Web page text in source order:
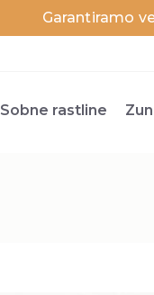
Garantiramo
Sobne rastline